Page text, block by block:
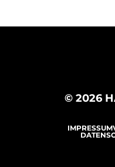
© 2026
IMPRESSUM